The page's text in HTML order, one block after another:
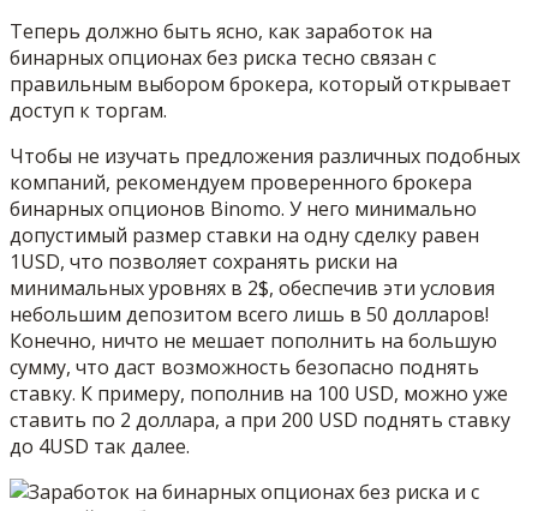
Теперь должно быть ясно, как заработок на
бинарных опционах без риска тесно связан с
правильным выбором брокера, который открывает
доступ к торгам.
Чтобы не изучать предложения различных подобных
компаний, рекомендуем проверенного брокера
бинарных опционов Binomo. У него минимально
допустимый размер ставки на одну сделку равен
1USD, что позволяет сохранять риски на
минимальных уровнях в 2$, обеспечив эти условия
небольшим депозитом всего лишь в 50 долларов!
Конечно, ничто не мешает пополнить на большую
сумму, что даст возможность безопасно поднять
ставку. К примеру, пополнив на 100 USD, можно уже
ставить по 2 доллара, а при 200 USD поднять ставку
до 4USD так далее.